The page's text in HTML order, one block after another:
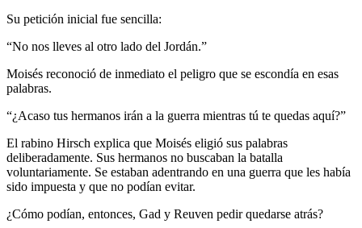
Su petición inicial fue sencilla:
“No nos lleves al otro lado del Jordán.”
Moisés reconoció de inmediato el peligro que se escondía en esas
palabras.
“¿Acaso tus hermanos irán a la guerra mientras tú te quedas aquí?”
El rabino Hirsch explica que Moisés eligió sus palabras
deliberadamente. Sus hermanos no buscaban la batalla
voluntariamente. Se estaban adentrando en una guerra que les había
sido impuesta y que no podían evitar.
¿Cómo podían, entonces, Gad y Reuven pedir quedarse atrás?